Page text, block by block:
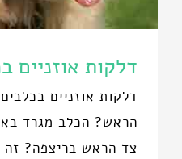
דלקות אוזניים
דלקות אוזניים
הראש? הכלב מגרד
צד הראש בריצפה? זה